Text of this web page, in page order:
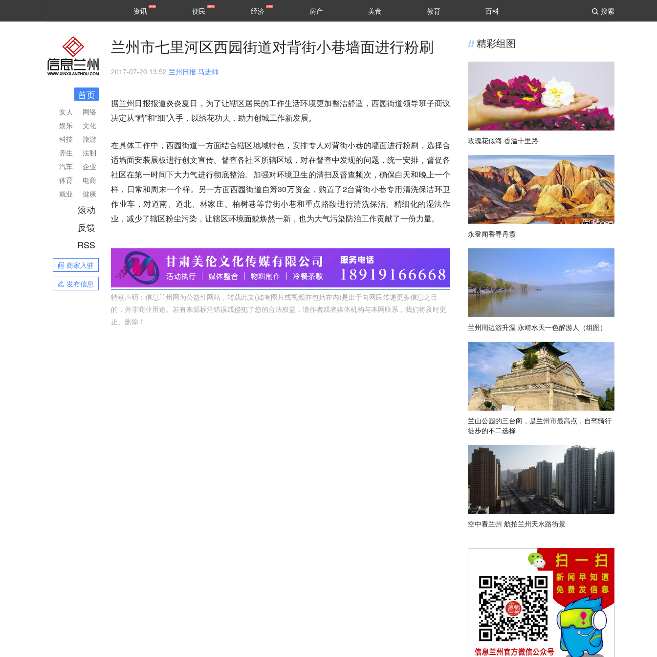
搜索
区县
资讯 便民 经济 房产 美食 教育 百科
首页
网络
文化
旅游
法制
企业
电商
健康
女人
娱乐
科技
养生
汽车
体育
就业
滚动
反馈
RSS
商家入驻
发布信息
兰州市七里河区西园街道对背街小巷墙面进行粉刷
2017-07-20 13:52 兰州日报 马进帅
据兰州日报报道炎炎夏日，为了让辖区居民的工作生活环境更加整洁舒适，西园街道领导班子商议
决定从“精”和“细”入手，以绣花功夫，助力创城工作新发展。
在具体工作中，西园街道一方面结合辖区地域特色，安排专人对背街小巷的墙面进行粉刷，选择合
适墙面安装展板进行创文宣传。督查各社区所辖区域，对在督查中发现的问题，统一安排，督促各
社区在第一时间下大力气进行彻底整治。加强对环境卫生的清扫及督查频次，确保白天和晚上一个
样，日常和周末一个样。另一方面西园街道自筹30万资金，购置了2台背街小巷专用清洗保洁环卫
作业车，对道南、道北、林家庄、柏树巷等背街小巷和重点路段进行清洗保洁。精细化的湿法作
业，减少了辖区粉尘污染，让辖区环境面貌焕然一新，也为大气污染防治工作贡献了一份力量。
特别声明：信息兰州网为公益性网站，转载此文(如有图片或视频亦包括在内)是出于向网民传递更多信息之目
的，并非商业用途。若有来源标注错误或侵犯了您的合法权益，请作者或者媒体机构与本网联系，我们将及时更
正、删除！
精彩组图
玫瑰花似海 香溢十里路
永登闻香寻丹霞
兰州周边游升温 永靖水天一色醉游人（组图）
兰山公园的三台阁，是兰州市最高点，自驾骑行
徒步的不二选择
空中看兰州 航拍兰州天水路街景